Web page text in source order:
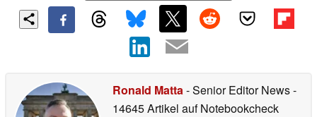
Ronald Matta- Senior Editor News-
14645 Artikel auf Notebookcheck